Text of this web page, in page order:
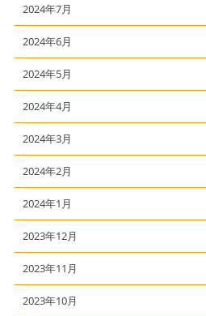
2024年7月
2024年6月
2024年5月
2024年4月
2024年3月
2024年2月
2024年1月
2023年12月
2023年11月
2023年10月